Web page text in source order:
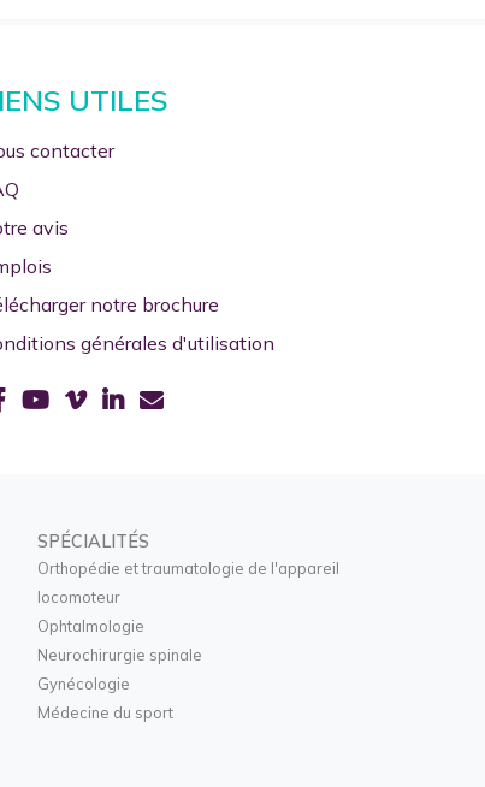
UTILES
contacter
avis
notre brochure
générales d'utilisation
SPÉCIALITÉS
Orthopédie et traumatologie de l'appareil
locomoteur
Ophtalmologie
Neurochirurgie spinale
Gynécologie
Médecine du sport